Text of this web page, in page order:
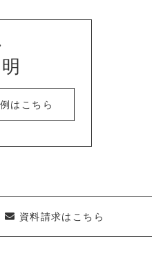
はこちら
資料請求はこちら